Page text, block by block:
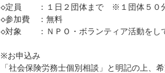
◇定員　　：１日２団体まで　※１団体５０
◇参加費　：無料
◇対象　　：ＮＰＯ・ボランティア活動をし
※お申込み
「社会保険労務士個別相談」と明記の上、